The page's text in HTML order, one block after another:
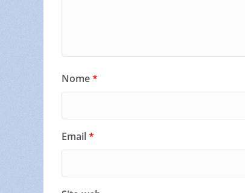
Nome*
Email*